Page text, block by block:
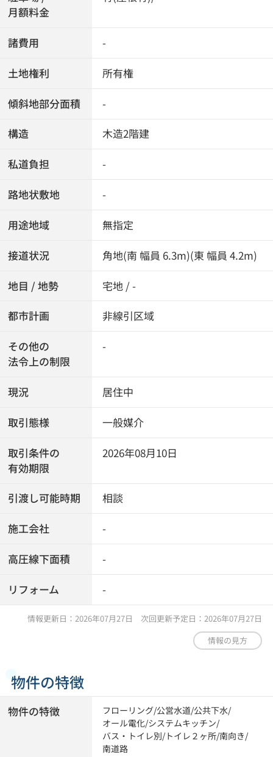
月額料金
諸費用 -
土地権利 所有権
傾斜地部分面積 -
構造 木造2階建
私道負担 -
路地状敷地 -
用途地域 無指定
接道状況 角地(南 幅員 6.3m)(東 幅員 4.2m)
地目 / 地勢 宅地 / -
都市計画 非線引区域
その他の
法令上の制限
-
現況 居住中
取引態様 一般媒介
取引条件の
有効期限
2026年08月10日
引渡し可能時期 相談
施工会社 -
高圧線下面積 -
リフォーム -
情報更新日：2026年07月27日 次回更新予定日：2026年07月27日
情報の見方
物件の特徴
物件の特徴 フローリング/公営水道/公共下水/
オール電化/システムキッチン/
バス・トイレ別/ トイレ２ヶ所/南向き/
南道路